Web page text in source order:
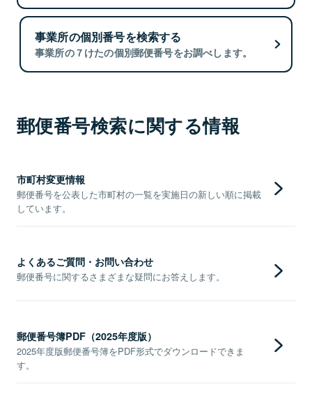
事業所の個別番号を検索する
事業所の７けたの個別郵便番号をお調べします。
郵便番号検索に関する情報
市町村変更情報
郵便番号を公表した市町村の一覧を実施日の新しい順に掲載
しています。
よくあるご質問・お問い合わせ
郵便番号に関するさまざまな疑問にお答えします。
郵便番号簿PDF（2025年度版）
2025年度版郵便番号簿をPDF形式でダウンロードできま
す。